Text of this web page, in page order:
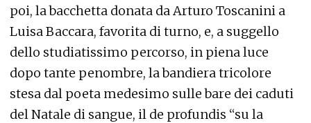
poi, la bacchetta donata da Arturo Toscanini a
Luisa Baccara, favorita di turno, e, a suggello
dello studiatissimo percorso, in piena luce
dopo tante penombre, la bandiera tricolore
stesa dal poeta medesimo sulle bare dei caduti
del Natale di sangue, il de profundis “su la